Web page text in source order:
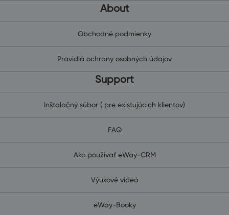
About
Obchodné podmienky
Pravidlá ochrany osobných údajov
Support
Inštalačný súbor ( pre existujúcich klientov)
FAQ
Ako používať eWay-CRM
Výukové videá
eWay-Booky